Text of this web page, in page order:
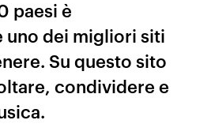
paesi è
uno dei migliori siti
Su questo sito
condividere e